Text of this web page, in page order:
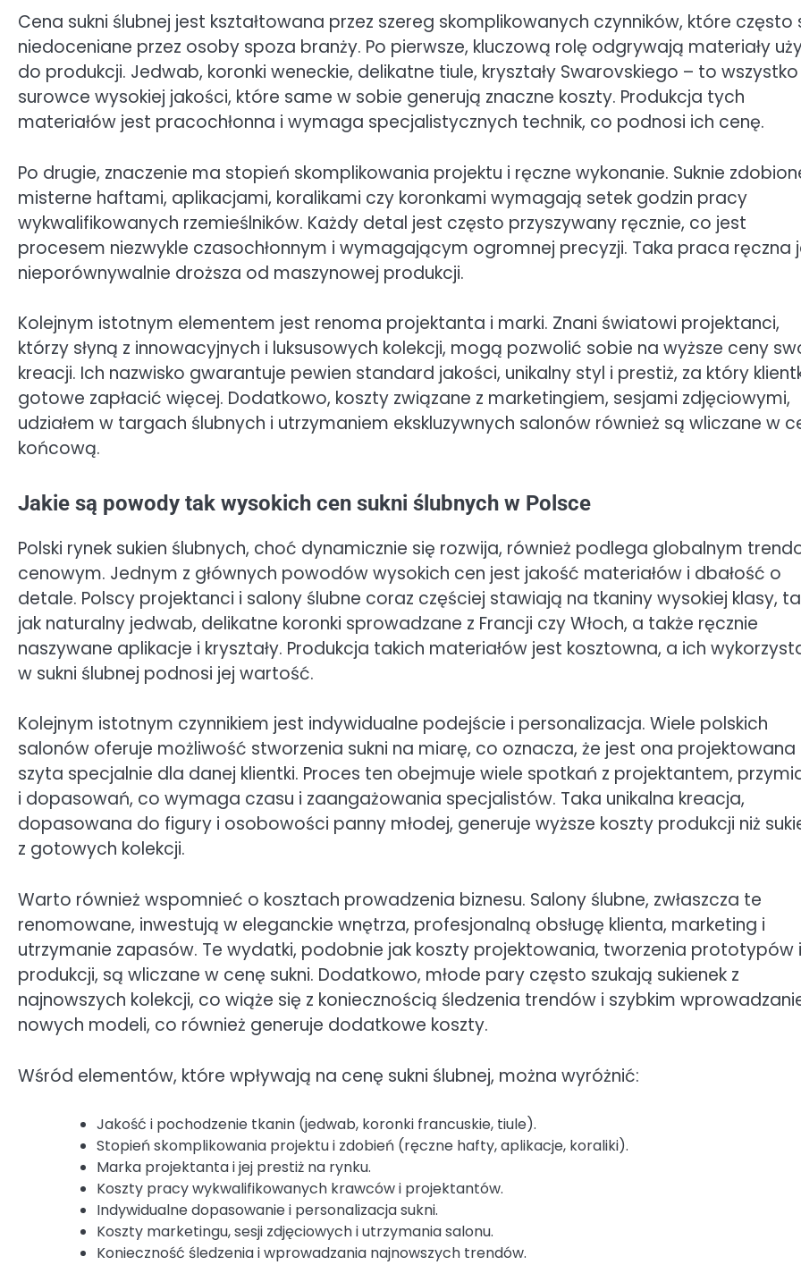
Cena sukni ślubnej jest kształtowana przez szereg skomplikowanych czynników, które często
niedoceniane przez osoby spoza branży. Po pierwsze, kluczową rolę odgrywają materiały
do produkcji. Jedwab, koronki weneckie, delikatne tiule, kryształy Swarovskiego – to wszystko
surowce wysokiej jakości, które same w sobie generują znaczne koszty. Produkcja tych
materiałów jest pracochłonna i wymaga specjalistycznych technik, co podnosi ich cenę.
Po drugie, znaczenie ma stopień skomplikowania projektu i ręczne wykonanie. Suknie
misterne haftami, aplikacjami, koralikami czy koronkami wymagają setek godzin pracy
wykwalifikowanych rzemieślników. Każdy detal jest często przyszywany ręcznie, co jest
procesem niezwykle czasochłonnym i wymagającym ogromnej precyzji. Taka praca ręczna
nieporównywalnie droższa od maszynowej produkcji.
Kolejnym istotnym elementem jest renoma projektanta i marki. Znani światowi projektanci,
którzy słyną z innowacyjnych i luksusowych kolekcji, mogą pozwolić sobie na wyższe ceny
kreacji. Ich nazwisko gwarantuje pewien standard jakości, unikalny styl i prestiż, za który
gotowe zapłacić więcej. Dodatkowo, koszty związane z marketingiem, sesjami zdjęciowymi,
udziałem w targach ślubnych i utrzymaniem ekskluzywnych salonów również są wliczane w
końcową.
Jakie są powody tak wysokich cen sukni ślubnych w Polsce
Polski rynek sukien ślubnych, choć dynamicznie się rozwija, również podlega globalnym
cenowym. Jednym z głównych powodów wysokich cen jest jakość materiałów i dbałość o
detale. Polscy projektanci i salony ślubne coraz częściej stawiają na tkaniny wysokiej klasy,
jak naturalny jedwab, delikatne koronki sprowadzane z Francji czy Włoch, a także ręcznie
naszywane aplikacje i kryształy. Produkcja takich materiałów jest kosztowna, a ich
w sukni ślubnej podnosi jej wartość.
Kolejnym istotnym czynnikiem jest indywidualne podejście i personalizacja. Wiele polskich
salonów oferuje możliwość stworzenia sukni na miarę, co oznacza, że jest ona projektowana
szyta specjalnie dla danej klientki. Proces ten obejmuje wiele spotkań z projektantem,
i dopasowań, co wymaga czasu i zaangażowania specjalistów. Taka unikalna kreacja,
dopasowana do figury i osobowości panny młodej, generuje wyższe koszty produkcji niż
z gotowych kolekcji.
Warto również wspomnieć o kosztach prowadzenia biznesu. Salony ślubne, zwłaszcza te
renomowane, inwestują w eleganckie wnętrza, profesjonalną obsługę klienta, marketing i
utrzymanie zapasów. Te wydatki, podobnie jak koszty projektowania, tworzenia prototypów i
produkcji, są wliczane w cenę sukni. Dodatkowo, młode pary często szukają sukienek z
najnowszych kolekcji, co wiąże się z koniecznością śledzenia trendów i szybkim
nowych modeli, co również generuje dodatkowe koszty.
Wśród elementów, które wpływają na cenę sukni ślubnej, można wyróżnić:
Jakość i pochodzenie tkanin (jedwab, koronki francuskie, tiule).
Stopień skomplikowania projektu i zdobień (ręczne hafty, aplikacje, koraliki).
Marka projektanta i jej prestiż na rynku.
Koszty pracy wykwalifikowanych krawców i projektantów.
Indywidualne dopasowanie i personalizacja sukni.
Koszty marketingu, sesji zdjęciowych i utrzymania salonu.
Konieczność śledzenia i wprowadzania najnowszych trendów.